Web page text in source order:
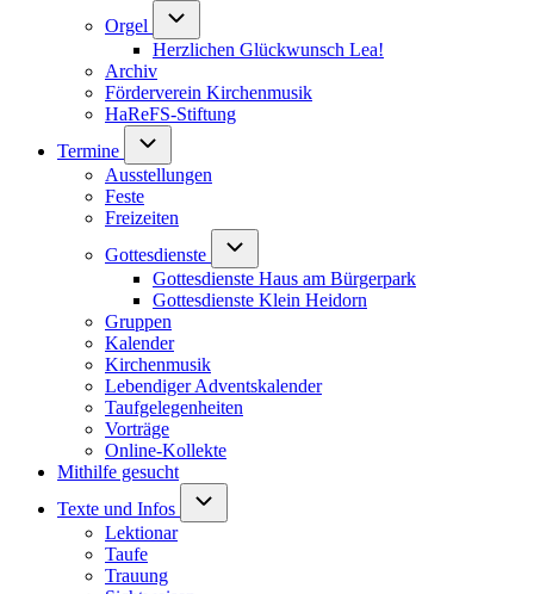
Orgel
Unternavigation von Orgel
Herzlichen Glückwunsch Lea!
Archiv
Förderverein Kirchenmusik
HaReFS-Stiftung
Termine
Unternavigation von Termine
Ausstellungen
Feste
Freizeiten
Gottesdienste
Unternavigation von Gottesdienste
Gottesdienste Haus am Bürgerpark
Gottesdienste Klein Heidorn
Gruppen
Kalender
Kirchenmusik
Lebendiger Adventskalender
Taufgelegenheiten
Vorträge
Online-Kollekte
Mithilfe gesucht
Texte und Infos
Unternavigation von Texte und Infos
Lektionar
Taufe
Trauung